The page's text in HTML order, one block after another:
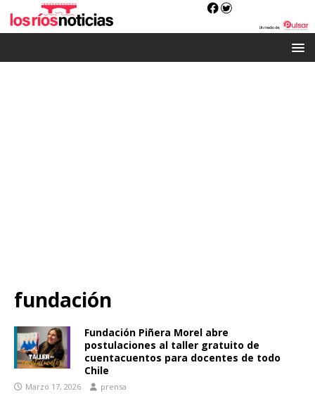
fundación
Fundación Piñera Morel abre
postulaciones al taller gratuito de
cuentacuentos para docentes de todo
Chile
Marzo 17, 2026 prensa